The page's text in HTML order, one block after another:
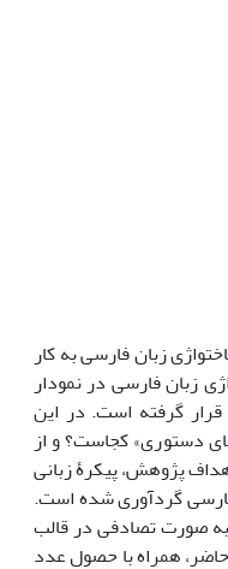
زبان فارسی به کار
زبان فارسی در نمودار
ارائه‌شده، مورد تحلیل قرار گرفته است. در این
دستوری» کجاست؟ و از
پژوهش، پیکرۀ زبانی
فارسی گردآوری شده است.
متن گوناگون معاصر را در برمی‌گیرد و از هریک از آنان، 400 واژه به صورت تصادفی در قالب
از پژوهش حاضر، همراه با حصول عدد